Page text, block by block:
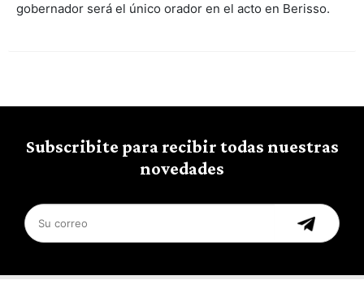
gobernador será el único orador en el acto en Berisso.
Subscribite para recibir todas nuestras
novedades